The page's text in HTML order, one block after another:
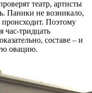
театр, артисты
Паники не возникало,
Поэтому
час-тридцать
составе – и
овацию.